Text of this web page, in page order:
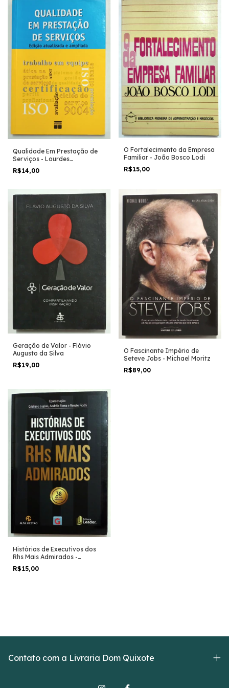
Qualidade Em Prestação de
Serviços - Lourdes
Hargreaves e Outros
R$14,00
O Fortalecimento da Empresa
Familiar - João Bosco Lodi
R$15,00
Geração de Valor - Flávio
Augusto da Silva
R$19,00
O Fascinante Império de
Seteve Jobs - Michael Moritz
R$89,00
Histórias de Executivos dos
Rhs Mais Admirados -
Cristiano Lagôas e Outros
R$15,00
Contato com a Livraria Dom Quixote